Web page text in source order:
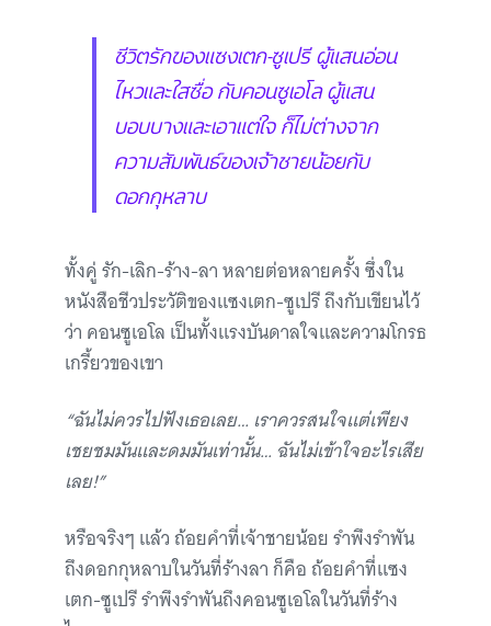
ชีวิตรักของแซงเตก-ซูเปรี ผู้แสนอ่อน
ไหวและใสซื่อ กับคอนซูเอโล ผู้แสน
บอบบางและเอาแต่ใจ ก็ไม่ต่างจาก
ความสัมพันธ์ของเจ้าชายน้อยกับ
ดอกกุหลาบ
ทั้งคู่ รัก-เลิก-ร้าง-ลา หลายต่อหลายครั้ง ซึ่งใน
หนังสือชีวประวัติของแซงเตก-ซูเปรี ถึงกับเขียนไว้
ว่า คอนซูเอโล เป็นทั้งแรงบันดาลใจและความโกรธ
เกรี้ยวของเขา
“ฉันไม่ควรไปฟังเธอเลย… เราควรสนใจแต่เพียง
เชยชมมันและดมมันเท่านั้น… ฉันไม่เข้าใจอะไรเสีย
เลย!”
หรือจริงๆ แล้ว ถ้อยคำที่เจ้าชายน้อย รำพึงรำพัน
ถึงดอกกุหลาบในวันที่ร้างลา ก็คือ ถ้อยคำที่แซง
เตก-ซูเปรี รำพึงรำพันถึงคอนซูเอโลในวันที่ร้าง